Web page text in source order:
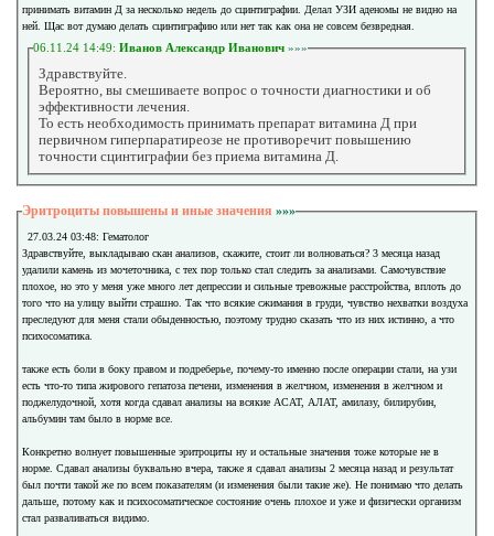
принимать витамин Д за несколько недель до сцинтиграфии. Делал УЗИ аденомы не видно на
ней. Щас вот думаю делать сцинтиграфию или нет так как она не совсем безвредная.
06.11.24 14:49: Иванов Александр Иванович »»»
Здравствуйте.
Вероятно, вы смешиваете вопрос о точности диагностики и об
эффективности лечения.
То есть необходимость принимать препарат витамина Д при
первичном гиперпаратиреозе не противоречит повышению
точности сцинтиграфии без приема витамина Д.
Эритроциты повышены и иные значения »»»
27.03.24 03:48: Гематолог
Здравствуйте, выкладываю скан анализов, скажите, стоит ли волноваться? 3 месяца назад
удалили камень из мочеточника, с тех пор только стал следить за анализами. Самочувствие
плохое, но это у меня уже много лет депрессии и сильные тревожные расстройства, вплоть до
того что на улицу выйти страшно. Так что всякие сжимания в груди, чувство нехватки воздуха
преследуют для меня стали обыденностью, поэтому трудно сказать что из них истинно, а что
психосоматика.
также есть боли в боку правом и подреберье, почему-то именно после операции стали, на узи
есть что-то типа жирового гепатоза печени, изменения в желчном, изменения в желчном и
поджелудочной, хотя когда сдавал анализы на всякие АСАТ, АЛАТ, амилазу, билирубин,
альбумин там было в норме все.
Конкретно волнует повышенные эритроциты ну и остальные значения тоже которые не в
норме. Сдавал анализы буквально вчера, также я сдавал анализы 2 месяца назад и результат
был почти такой же по всем показателям (и изменения были такие же). Не понимаю что делать
дальше, потому как и психосоматическое состояние очень плохое и уже и физически организм
стал разваливаться видимо.